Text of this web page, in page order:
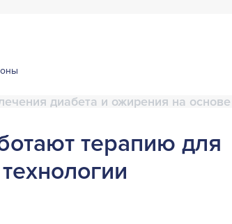
диабета и ожирения на
терапию для